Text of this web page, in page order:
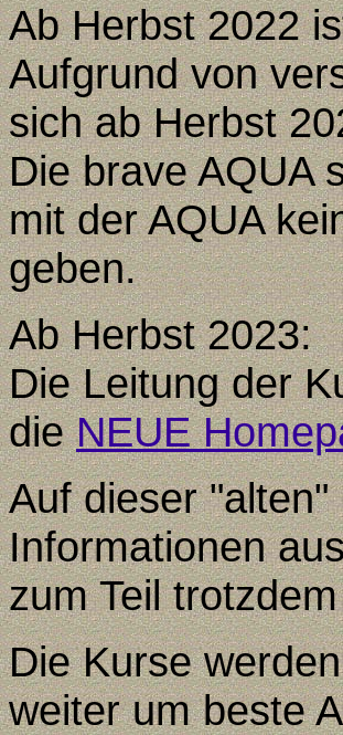
Ab Herbst 2022
Aufgrund von
sich ab Herbst
Die brave AQUA
mit der AQUA
geben.
Ab Herbst 2023:
Die Leitung der
dieNEUE
Auf dieser
Informationen
zum Teil
Die Kurse
weiter um beste